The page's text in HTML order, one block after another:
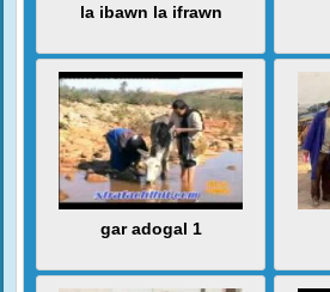
la ibawn la ifrawn
gar adogal 1